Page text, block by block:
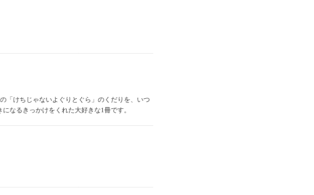
「けちじゃないよぐりとぐら」のくだりを、いつ
なるきっかけをくれた大好きな1冊です。